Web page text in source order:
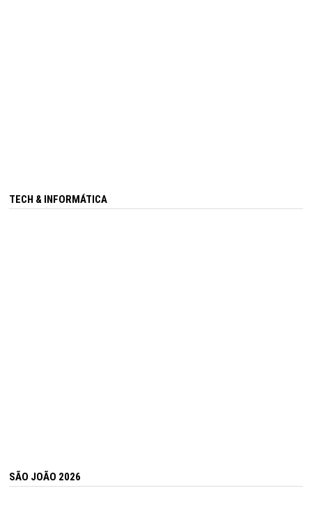
TECH & INFORMÁTICA
SÃO JOÃO 2026